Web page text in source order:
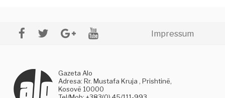
Impressum
Gazeta Alo
Adresa: Rr. Mustafa Kruja , Prishtinë,
Kosovë 10000